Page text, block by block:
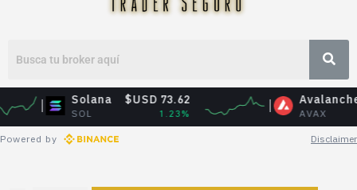
Solana
SOL
$USD 73.62 Avalanche
AVAX
Powered by Disclaimer